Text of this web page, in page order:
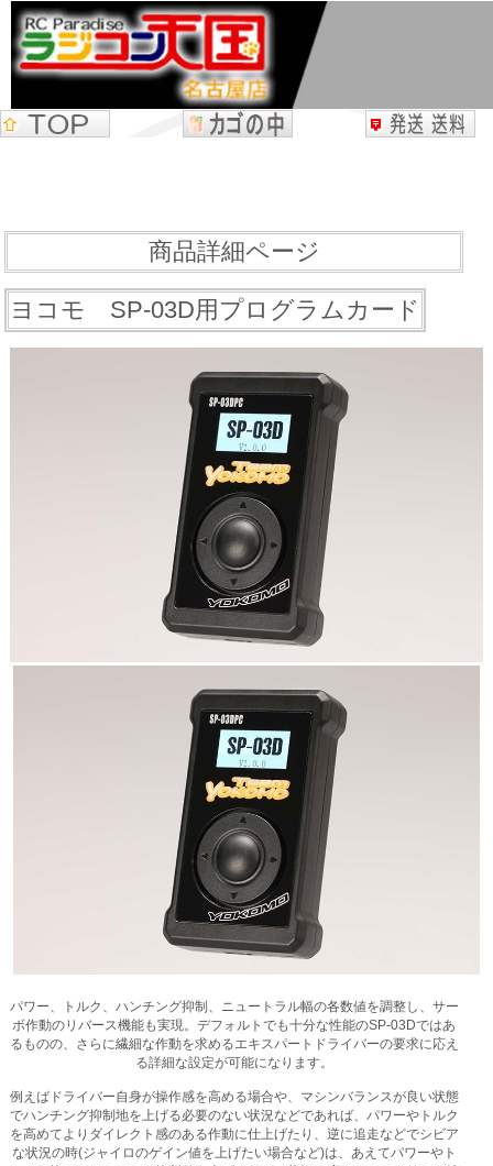
商品詳細ページ
ヨコモ SP-03D用プログラムカード
パワー、トルク、ハンチング抑制、ニュートラル幅の各数値を調整し、サー
ボ作動のリバース機能も実現。デフォルトでも十分な性能のSP-03Dではあ
るものの、さらに繊細な作動を求めるエキスパートドライバーの要求に応え
る詳細な設定が可能になります。
例えばドライバー自身が操作感を高める場合や、マシンバランスが良い状態
でハンチング抑制地を上げる必要のない状況などであれば、パワーやトルク
を高めてよりダイレクト感のある作動に仕上げたり、逆に追走などでシビア
な状況の時(ジャイロのゲイン値を上げたい場合など)は、あえてパワーやト